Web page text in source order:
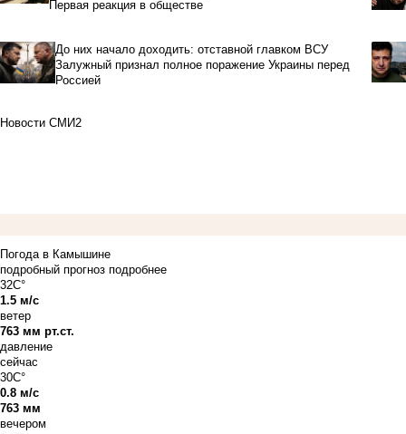
Первая реакция в обществе
До них начало доходить: отставной главком ВСУ
Залужный признал полное поражение Украины перед
Россией
Новости СМИ2
Погода в Камышине
подробный прогноз подробнее
32C°
1.5 м/с
ветер
763 мм рт.ст.
давление
сейчас
30C°
0.8 м/с
763 мм
вечером